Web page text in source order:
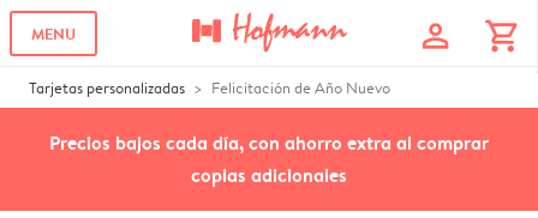
MENU profile shopping_cart
Tarjetas personalizadas Felicitación de Año Nuevo
Precios bajos cada día, con ahorro extra al comprar
copias adicionales